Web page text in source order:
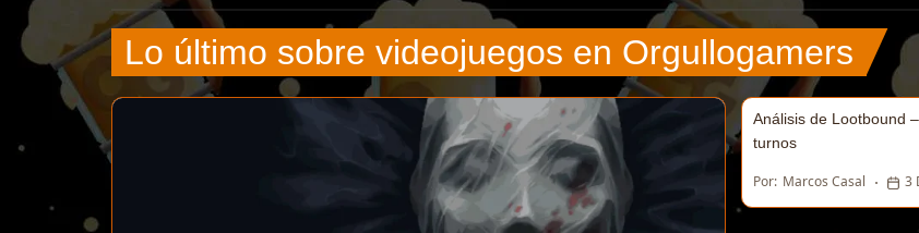
Lo último sobre videojuegos en Orgullogamers
Análisis de Lootbound
turnos
Por: Marcos Casal 3